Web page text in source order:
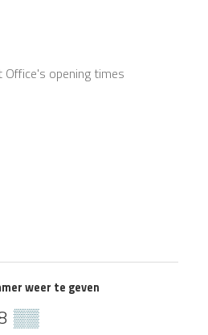
Office's opening times
weer te geven
▒▒